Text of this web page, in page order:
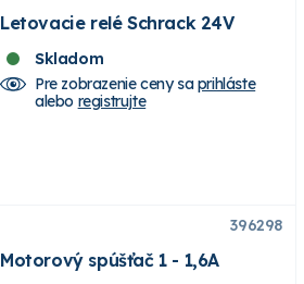
Letovacie relé Schrack 24V
Skladom
Pre zobrazenie ceny saprihláste
alebo registrujte
396298
Motorový spúšťač 1 - 1,6A